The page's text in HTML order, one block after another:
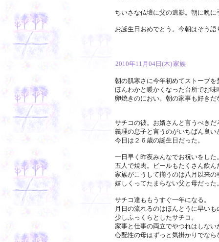
ちいさな仏壇に父の遺影。朝に晩
お誕生日おめでとう。今朝はそう
2010年11月04日(木)家族
朝の肌寒さに今年初めてストーブを
ほんわかと暖かくなった台所でお味
卵焼きのにおい。朝の家事も好きだ
サチコの彼。お婿さんと言うべきだ
義理の息子と言うのがいちばん良い
今日は２６歳の誕生日だった。
一日早く昨夜みんなでお祝いをした
五人で焼肉。ビールもたくさん飲ん
家族がこうして揃うのは八月以来の
嬉しくってたまらない父と母だった
サチコ達ももうすぐ一年になる。
月日の流れるのはほんとうに早いも
少しふっくらとしたサチコ。
家事と仕事の両立でやつれはしない
心配性の母はずっと気掛かりでなら